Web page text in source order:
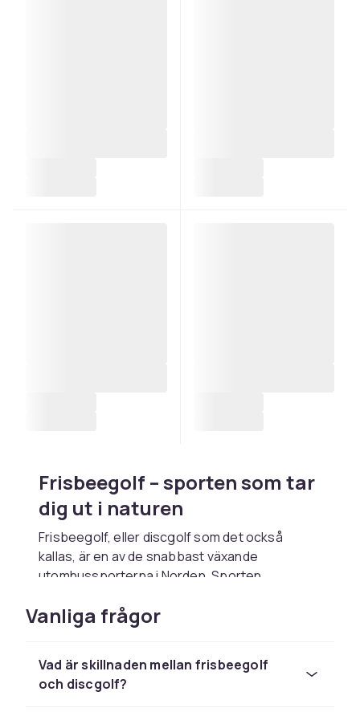
Frisbeegolf – sporten som tar
dig ut i naturen
Frisbeegolf, eller discgolf som det också
kallas, är en av de snabbast växande
utomhussporterna i Norden. Sporten
naturupplevelsen av att vistas i skog och mark
med spänningen av ett taktiskt spel. Precis
en bana med så få kast som möjligt – men
istället för boll och klubba används
Vanliga frågor
Vad är skillnaden mellan frisbeegolf
och discgolf?